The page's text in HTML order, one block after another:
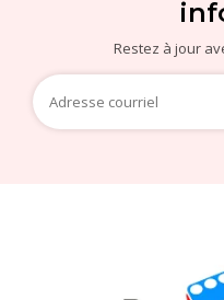
Restez à jour